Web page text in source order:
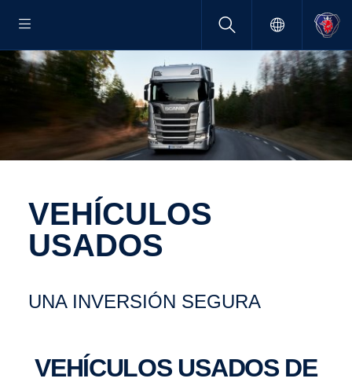
VEHÍCULOS
USADOS
UNA INVER­SIÓN SEGURA
VEHÍCULOS USADOS DE